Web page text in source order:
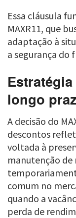
Essa cláusula
MAXR11, que
adaptação à
a segurança do
longo
A decisão do
descontos
voltada à
manutenção de
comum no
quando a
perda de